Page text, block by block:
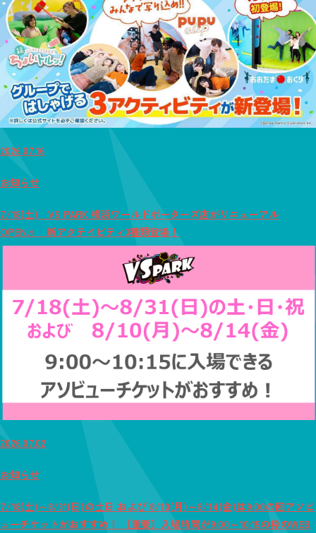
2026.07.16
お知らせ
7/18(土) VS PARK 横浜ワールドポーターズ店がリニューアル
OPEN♬ 新アクテイビティ3種類登場！
2026.07.02
お知らせ
7/18(土)～8/31(日)の土日 および 8/10(月)～8/14(金)は9:00の回アソビ
ューチケットがおすすめ！ 【重要】入場時間が9:00～10:15の枠のWEB